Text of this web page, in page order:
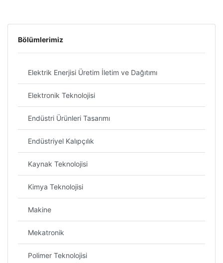
Bölümlerimiz
Elektrik Enerjisi Üretim İletim ve Dağıtımı
Elektronik Teknolojisi
Endüstri Ürünleri Tasarımı
Endüstriyel Kalıpçılık
Kaynak Teknolojisi
Kimya Teknolojisi
Makine
Mekatronik
Polimer Teknolojisi